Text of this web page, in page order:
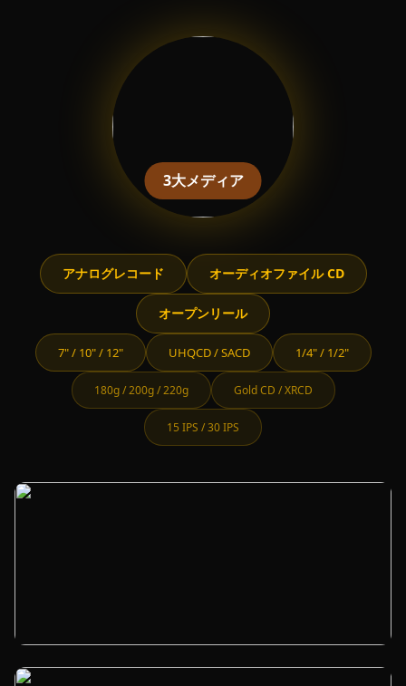
3大メディア
アナログレコード オーディオファイル CD
オープンリール
7" / 10" / 12" UHQCD / SACD 1/4" / 1/2"
180g / 200g / 220g Gold CD / XRCD
15 IPS / 30 IPS